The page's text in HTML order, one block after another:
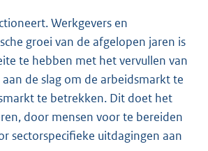
Werkgevers en
groei van de afgelopen jaren is
te hebben met het vervullen van
de slag om de arbeidsmarkt te
te betrekken. Dit doet het
door mensen voor te bereiden
sectorspecifieke uitdagingen aan